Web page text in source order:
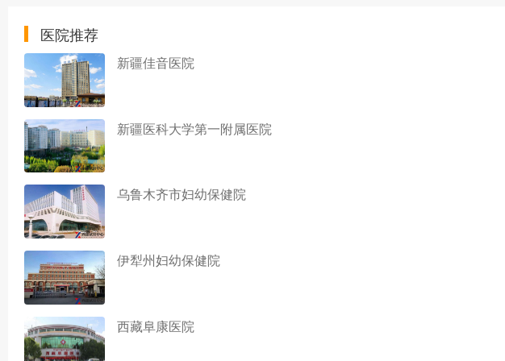
医院推荐
新疆佳音医院
新疆医科大学第一附属医院
乌鲁木齐市妇幼保健院
伊犁州妇幼保健院
西藏阜康医院